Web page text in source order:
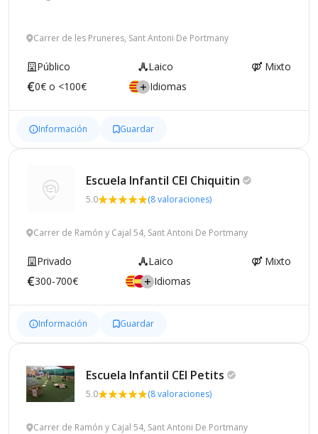
Carrer de les Pruneres, Sant Antoni De Portmany
Público Laico
Mixto
0€ o <100€
Idiomas
Información Guardar
Escuela Infantil CEI Chiquitin
5.0 (8 valoraciones)
Carrer de Ramón y Cajal 54, Sant Antoni De Portmany
Privado Laico
Mixto
300-700€
Idiomas
Información Guardar
Escuela Infantil CEI Petits
5.0 (8 valoraciones)
Carrer de Ramón y Cajal 54, Sant Antoni De Portmany